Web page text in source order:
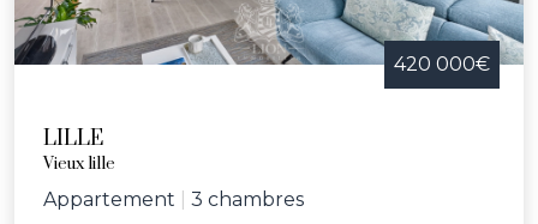
420 000€
LILLE
Vieux lille
Appartement 3 chambres